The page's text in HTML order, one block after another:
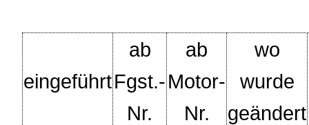
eingeführt
ab
Fgst.-
Nr.
ab
Motor-
Nr.
wo
wurde
geändert